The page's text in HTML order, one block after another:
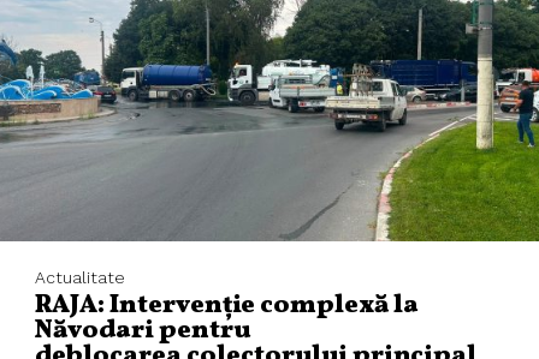
Actualitate
RAJA: Intervenție complexă la
Năvodari pentru